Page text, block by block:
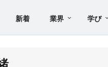
新着 業界 学び